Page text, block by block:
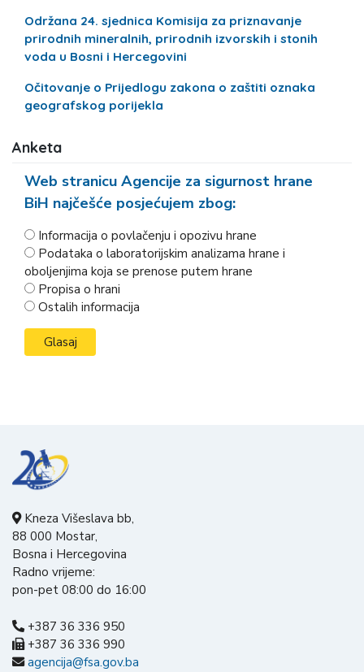
Održana 24. sjednica Komisija za priznavanje
prirodnih mineralnih, prirodnih izvorskih i stonih
voda u Bosni i Hercegovini
Očitovanje o Prijedlogu zakona o zaštiti oznaka
geografskog porijekla
Anketa
Web stranicu Agencije za sigurnost hrane
BiH najčešće posjećujem zbog:
Informacija o povlačenju i opozivu hrane
Podataka o laboratorijskim analizama hrane i
oboljenjima koja se prenose putem hrane
Propisa o hrani
Ostalih informacija
Kneza Višeslava bb,
88 000 Mostar,
Bosna i Hercegovina
Radno vrijeme:
pon-pet 08:00 do 16:00
+387 36 336 950
+387 36 336 990
agencija@fsa.gov.ba